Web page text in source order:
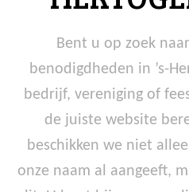
Bent u op zoek
benodigdheden in ’s-
bedrijf, vereniging of
de juiste website
beschikken we niet
onze naam al aangeeft,